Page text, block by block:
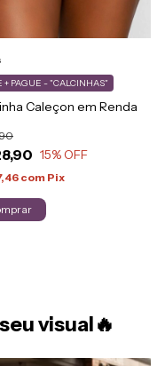
Caleçon em Renda
15% OFF
+ PAGUE - "CALCINHAS"
com Pix
visual🔥